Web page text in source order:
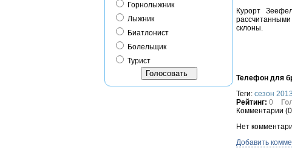
Горнолыжник
Лыжник
Биатлонист
Болельщик
Турист
Курорт
склоны.
Телефон для
Теги: сезон 2013
Рейтинг: 0
Комментарии (0
Нет
Добавить